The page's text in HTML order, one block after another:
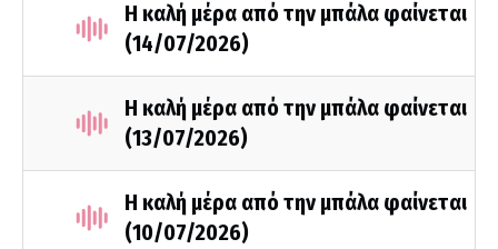
Η καλή μέρα από την μπάλα φαίνεται
(14/07/2026)
Η καλή μέρα από την μπάλα φαίνεται
(13/07/2026)
Η καλή μέρα από την μπάλα φαίνεται
(10/07/2026)